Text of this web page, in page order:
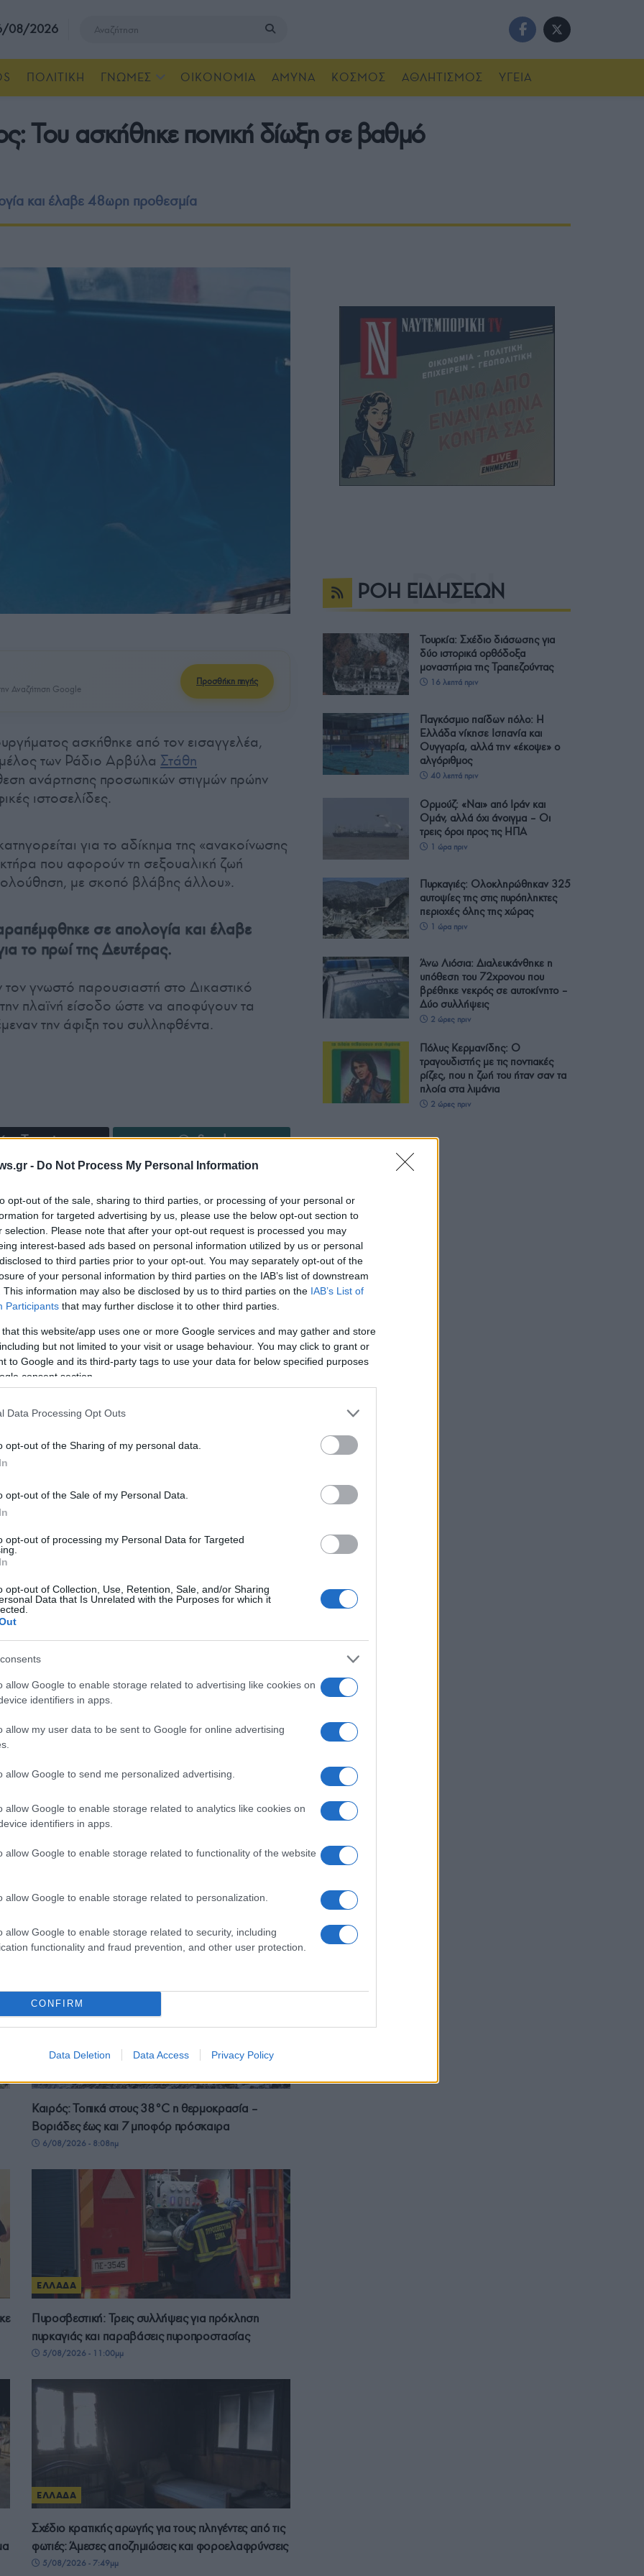
- Do Not Process My Personal Information
opt-out of the sale, sharing to third parties, or processing of your personal or
for targeted advertising by us, please use the below opt-out section to
selection. Please note that after your opt-out request is processed you may
interest-based ads based on personal information utilized by us or personal
to third parties prior to your opt-out. You may separately opt-out of the
of your personal information by third parties on the IAB’s list of downstream
This information may also be disclosed by us to third parties on the IAB’s List of
Participants that may further disclose it to other third parties.
that this website/app uses one or more Google services and may gather and store
but not limited to your visit or usage behaviour. You may click to grant or
to Google and its third-party tags to use your data for below specified purposes
consent section.
Data Processing Opt Outs
opt-out of the Sharing of my personal data.
opt-out of the Sale of my Personal Data.
opt-out of processing my Personal Data for Targeted
opt-out of Collection, Use, Retention, Sale, and/or Sharing
Data that Is Unrelated with the Purposes for which it
allow Google to enable storage related to advertising like cookies on
identifiers in apps.
allow my user data to be sent to Google for online advertising
allow Google to send me personalized advertising.
allow Google to enable storage related to analytics like cookies on
identifiers in apps.
allow Google to enable storage related to functionality of the website
allow Google to enable storage related to personalization.
allow Google to enable storage related to security, including
functionality and fraud prevention, and other user protection.
CONFIRM
Data Deletion Data Access Privacy Policy
08/2026
ΠΟΛΙΤΙΚΗ ΓΝΩΜΕΣ ΟΙΚΟΝΟΜΙΑ ΑΜΥΝΑ ΚΟΣΜΟΣ ΑΘΛΗΤΙΣΜΟΣ ΥΓΕΙΑ
Του ασκήθηκε ποινική δίωξη σε βαθμό
και έλαβε 48ωρη προθεσμία
Αναζήτηση Google
Προσθήκη πηγής
ασκήθηκε από τον εισαγγελέα,
των Ράδιο Αρβύλα Στάθη
ανάρτησης προσωπικών στιγμών πρώην
ιστοσελίδες.
για το αδίκημα της «ανακοίνωσης
που αφορούν τη σεξουαλική ζωή
με σκοπό βλάβης άλλου».
σε απολογία και έλαβε
το πρωί της Δευτέρας.
γνωστό παρουσιαστή στο Δικαστικό
πλαϊνή είσοδο ώστε να αποφύγουν τα
την άφιξη του συλληφθέντα.
Tweet Send
μας στοGoogle News
ΕΛΛΑΔΑ
Άνω Λιόσια: Διαλευκάνθηκε η υπόθεση του
6/08/2026 - 7:30μμ
ευλογιάς των προβάτων στον Γέρμα
6/08/2026 - 3:33μμ
ΕΛΛΑΔΑ
Ελλάδα – Έξι θάνατοι και 23 νέα περιστατικά
Καιρός: Τοπικά στους 38°C η θερμοκρασία –
Βοριάδες έως και 7 μποφόρ πρόσκαιρα
6/08/2026 - 8:08πμ
ΕΛΛΑΔΑ
Πυροσβεστική: Τρεις συλλήψεις για πρόκληση
πυρκαγιάς και παραβάσεις πυροπροστασίας
5/08/2026 - 11:00μμ
ΕΛΛΑΔΑ
Σχέδιο κρατικής αρωγής για τους πληγέντες από τις
φωτιές: Άμεσες αποζημιώσεις και φοροελαφρύνσεις
5/08/2026 - 7:49μμ
ΡΟΗ ΕΙΔΗΣΕΩΝ
Τουρκία: Σχέδιο διάσωσης για
δύο ιστορικά ορθόδοξα
μοναστήρια της Τραπεζούντας
16 λεπτά πριν
Παγκόσμιο παίδων πόλο: Η
Ελλάδα νίκησε Ισπανία και
Ουγγαρία, αλλά την «έκοψε» ο
αλγόριθμος
40 λεπτά πριν
Ορμούζ: «Ναι» από Ιράν και
Ομάν, αλλά όχι άνοιγμα – Οι
τρεις όροι προς τις ΗΠΑ
1 ώρα πριν
Πυρκαγιές: Ολοκληρώθηκαν 325
αυτοψίες της στις πυρόπληκτες
περιοχές όλης της χώρας
1 ώρα πριν
Άνω Λιόσια: Διαλευκάνθηκε η
υπόθεση του 72χρονου που
βρέθηκε νεκρός σε αυτοκίνητο –
Δύο συλλήψεις
2 ώρες πριν
Πόλυς Κερμανίδης: Ο
τραγουδιστής με τις ποντιακές
ρίζες, που η ζωή του ήταν σαν τα
πλοία στα λιμάνια
2 ώρες πριν